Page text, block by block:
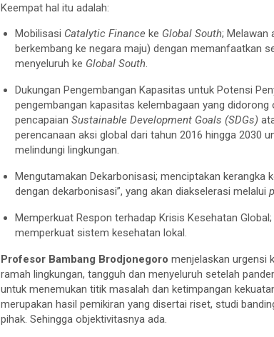
Keempat hal itu adalah:
Mobilisasi Catalytic Finance ke Global South; Melawan
berkembang ke negara maju) dengan memanfaatkan
menyeluruh ke Global South.
Dukungan Pengembangan Kapasitas untuk Potensi
pengembangan kapasitas kelembagaan yang
pencapaianSustainable Development Goals (SDGs)
perencanaan aksi global dari tahun 2016 hingga 2030
melindungi lingkungan.
Mengutamakan Dekarbonisasi; menciptakan kerangka
dengan dekarbonisasi”, yang akan diakselerasi melalui
Memperkuat Respon terhadap Krisis Kesehatan
memperkuat sistem kesehatan lokal.
Profesor Bambang Brodjonegoro menjelaskan urgensi
ramah lingkungan, tangguh dan menyeluruh setelah
untuk menemukan titik masalah dan ketimpangan
merupakan hasil pemikiran yang disertai riset, studi
pihak. Sehingga objektivitasnya ada.